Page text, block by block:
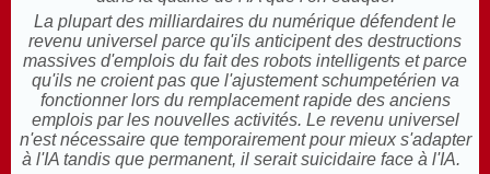
La plupart des milliardaires du numérique défendent le
revenu universel parce qu'ils anticipent des destructions
massives d'emplois du fait des robots intelligents et parce
qu'ils ne croient pas que l'ajustement schumpetérien va
fonctionner lors du remplacement rapide des anciens
emplois par les nouvelles activités. Le revenu universel
n'est nécessaire que temporairement pour mieux s'adapter
à l'IA tandis que permanent, il serait suicidaire face à l'IA.